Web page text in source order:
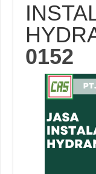
0152